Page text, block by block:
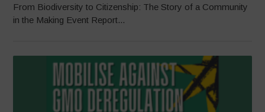
From Biodiversity to Citizenship: The Story of a Community
in the Making Event Report...